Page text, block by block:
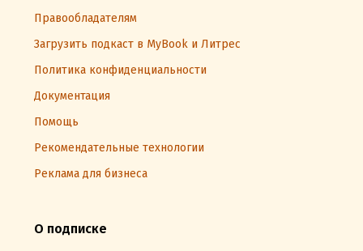
Правообладателям
Загрузить подкаст в MyBook и Литрес
Политика конфиденциальности
Документация
Помощь
Рекомендательные технологии
Реклама для бизнеса
О подписке